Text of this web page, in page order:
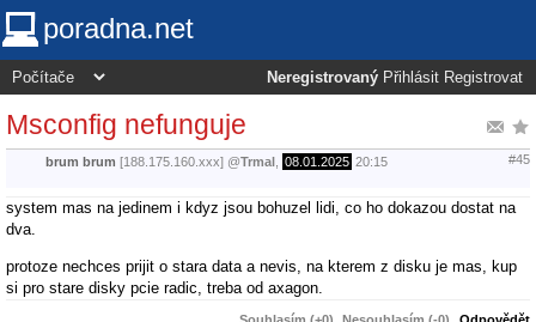
poradna.net
Neregistrovaný Přihlásit Registrovat
Msconfig nefunguje
brum brum [188.175.160.xxx] @Trmal 08.01.2025 20:15 #45
system mas na jedinem i kdyz jsou bohuzel lidi, co ho dokazou dostat na
dva.
protoze nechces prijit o stara data a nevis, na kterem z disku je mas, kup
si pro stare disky pcie radic, treba od axagon.